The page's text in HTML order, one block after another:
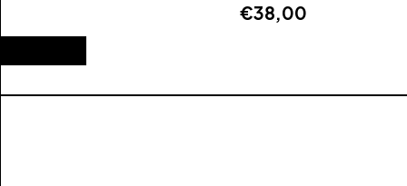
€38,00